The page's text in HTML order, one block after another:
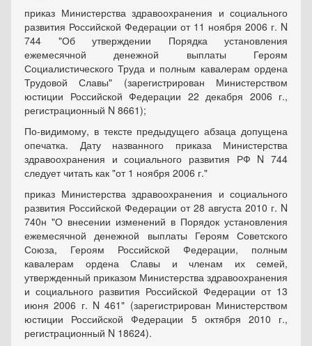
приказ Министерства здравоохранения и социального
развития Российской Федерации от 11 ноября 2006 г. N
744 "Об утверждении Порядка установления
ежемесячной денежной выплаты Героям
Социалистического Труда и полным кавалерам ордена
Трудовой Славы" (зарегистрирован Министерством
юстиции Российской Федерации 22 декабря 2006 г.,
регистрационный N 8661);
По-видимому, в тексте предыдущего абзаца допущена
опечатка. Дату названного приказа Министерства
здравоохранения и социального развития РФ N 744
следует читать как "от 1 ноября 2006 г."
приказ Министерства здравоохранения и социального
развития Российской Федерации от 28 августа 2010 г. N
740н "О внесении изменений в Порядок установления
ежемесячной денежной выплаты Героям Советского
Союза, Героям Российской Федерации, полным
кавалерам ордена Славы и членам их семей,
утвержденный приказом Министерства здравоохранения
и социального развития Российской Федерации от 13
июня 2006 г. N 461" (зарегистрирован Министерством
юстиции Российской Федерации 5 октября 2010 г.,
регистрационный N 18624).